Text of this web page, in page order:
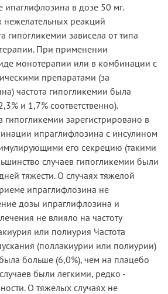
в дозе 50 мг.
реакций
гипогликемии зависела от типа
При применении
монотерапии или в комбинации с
препаратами (за
частота гипогликемии была
и 1,7% соответственно).
гипогликемии зарегистрировано в
ипраглифлозина с инсулином
его секрецию (такими
случаев гипогликемии были
тяжести. О случаях тяжелой
ипраглифлозина не
дозы ипраглифлозина и
не влияло на частоту
или полиурия Частота
(поллакиурии или полиурии)
больше (6,0%), чем на плацебо
были легкими, редко -
О тяжелых случаях не